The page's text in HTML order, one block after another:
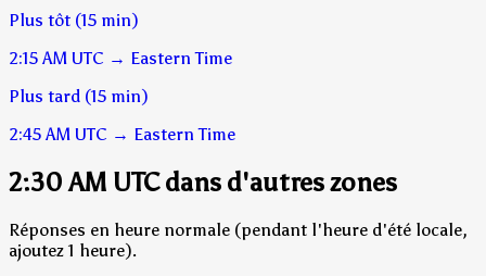
Plus tôt (15 min)
2:15 AM UTC → Eastern Time
Plus tard (15 min)
2:45 AM UTC → Eastern Time
2:30 AM UTC dans d'autres zones
Réponses en heure normale (pendant l'heure d'été locale,
ajoutez 1 heure).